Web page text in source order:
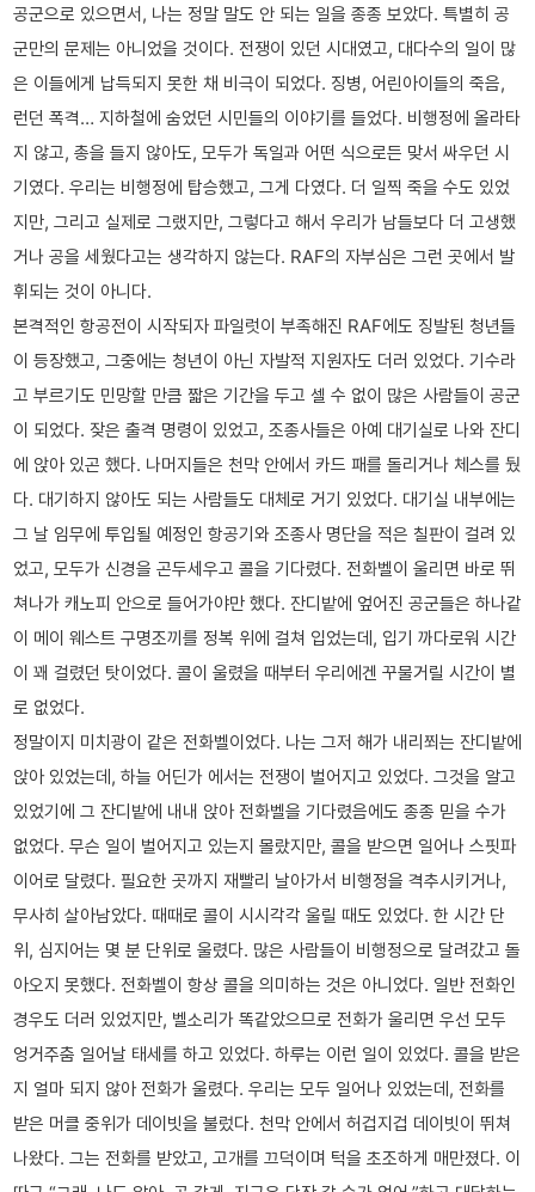
공군으로 있으면서, 나는 정말 말도 안 되는 일을 종종 보았다. 특별히 공
군만의 문제는 아니었을 것이다. 전쟁이 있던 시대였고, 대다수의 일이 많
은 이들에게 납득되지 못한 채 비극이 되었다. 징병, 어린아이들의 죽음,
런던 폭격… 지하철에 숨었던 시민들의 이야기를 들었다. 비행정에 올라타
지 않고, 총을 들지 않아도, 모두가 독일과 어떤 식으로든 맞서 싸우던 시
기였다. 우리는 비행정에 탑승했고, 그게 다였다. 더 일찍 죽을 수도 있었
지만, 그리고 실제로 그랬지만, 그렇다고 해서 우리가 남들보다 더 고생했
거나 공을 세웠다고는 생각하지 않는다. RAF의 자부심은 그런 곳에서 발
휘되는 것이 아니다.
본격적인 항공전이 시작되자 파일럿이 부족해진 RAF에도 징발된 청년들
이 등장했고, 그중에는 청년이 아닌 자발적 지원자도 더러 있었다. 기수라
고 부르기도 민망할 만큼 짧은 기간을 두고 셀 수 없이 많은 사람들이 공군
이 되었다. 잦은 출격 명령이 있었고, 조종사들은 아예 대기실로 나와 잔디
에 앉아 있곤 했다. 나머지들은 천막 안에서 카드 패를 돌리거나 체스를 뒀
다. 대기하지 않아도 되는 사람들도 대체로 거기 있었다. 대기실 내부에는
그 날 임무에 투입될 예정인 항공기와 조종사 명단을 적은 칠판이 걸려 있
었고, 모두가 신경을 곤두세우고 콜을 기다렸다. 전화벨이 울리면 바로 뛰
쳐나가 캐노피 안으로 들어가야만 했다. 잔디밭에 엎어진 공군들은 하나같
이 메이 웨스트 구명조끼를 정복 위에 걸쳐 입었는데, 입기 까다로워 시간
이 꽤 걸렸던 탓이었다. 콜이 울렸을 때부터 우리에겐 꾸물거릴 시간이 별
로 없었다.
정말이지 미치광이 같은 전화벨이었다. 나는 그저 해가 내리쬐는 잔디밭에
앉아 있었는데, 하늘 어딘가 에서는 전쟁이 벌어지고 있었다. 그것을 알고
있었기에 그 잔디밭에 내내 앉아 전화벨을 기다렸음에도 종종 믿을 수가
없었다. 무슨 일이 벌어지고 있는지 몰랐지만, 콜을 받으면 일어나 스핏파
이어로 달렸다. 필요한 곳까지 재빨리 날아가서 비행정을 격추시키거나,
무사히 살아남았다. 때때로 콜이 시시각각 울릴 때도 있었다. 한 시간 단
위, 심지어는 몇 분 단위로 울렸다. 많은 사람들이 비행정으로 달려갔고 돌
아오지 못했다. 전화벨이 항상 콜을 의미하는 것은 아니었다. 일반 전화인
경우도 더러 있었지만, 벨소리가 똑같았으므로 전화가 울리면 우선 모두
엉거주춤 일어날 태세를 하고 있었다. 하루는 이런 일이 있었다. 콜을 받은
지 얼마 되지 않아 전화가 울렸다. 우리는 모두 일어나 있었는데, 전화를
받은 머클 중위가 데이빗을 불렀다. 천막 안에서 허겁지겁 데이빗이 뛰쳐
나왔다. 그는 전화를 받았고, 고개를 끄덕이며 턱을 초조하게 매만졌다. 이